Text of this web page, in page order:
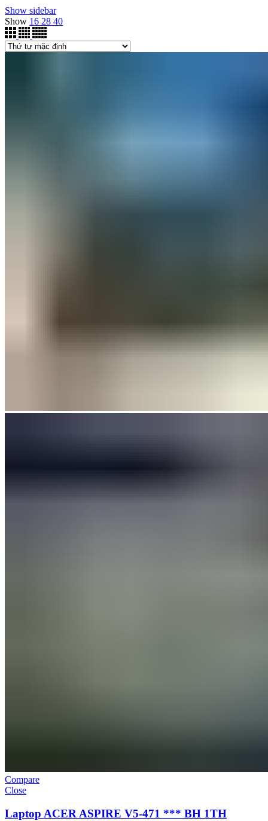
Show sidebar
Show 16 28 40
Compare
Close
Laptop ACER ASPIRE V5-471 *** BH 1TH